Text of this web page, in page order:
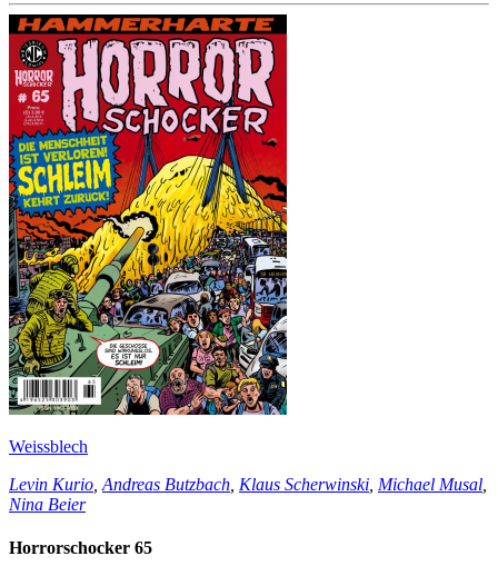
Weissblech
Levin Kurio Andreas Butzbach Klaus Scherwinski Michael Musal
Nina Beier
Horrorschocker 65